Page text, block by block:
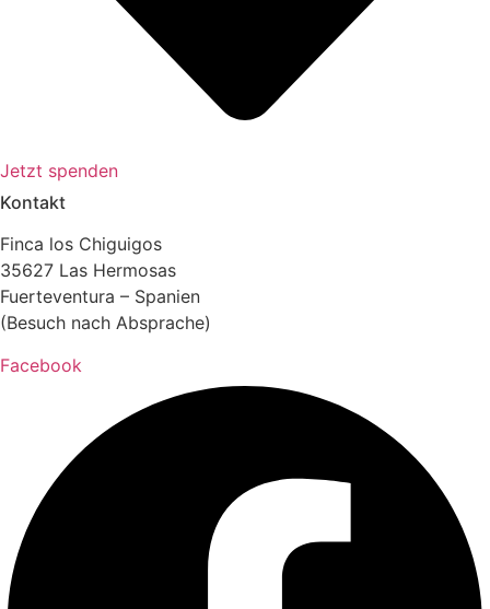
Jetzt spenden
Kontakt
Finca los Chiguigos
35627 Las Hermosas
Fuerteventura – Spanien
(Besuch nach Absprache)
Facebook